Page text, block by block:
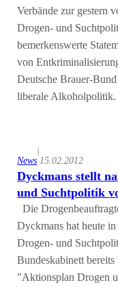
Verbände zur gestern
Drogen- und
bemerkenswerte
von
Deutsche Brauer-
liberale
News
|
15.02.2012
Dyckmans stellt
und Suchtpolitik
Die
Dyckmans hat heute
Drogen- und
Bundeskabinett bereits
"Aktionsplan Drogen